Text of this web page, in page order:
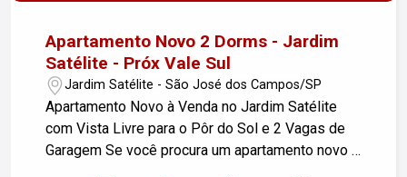
Apartamento Novo 2 Dorms - Jardim
Satélite - Próx Vale Sul
Jardim Satélite - São José dos Campos/SP
Apartamento Novo à Venda no Jardim Satélite
com Vista Livre para o Pôr do Sol e 2 Vagas de
Garagem Se você procura um apartamento novo à